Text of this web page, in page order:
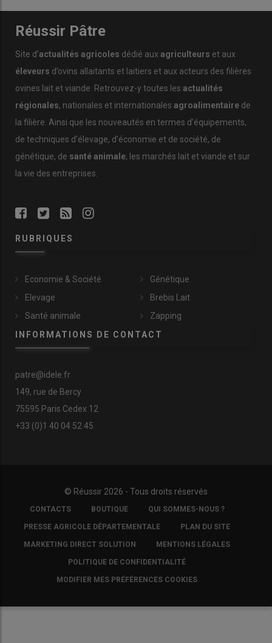
Réussir Pâtre
Site d’actualités agricoles dédié aux agriculteurs et aux
éleveurs d’ovins allaitants et laitiers et aux acteurs des filières
ovines lait et viande. Retrouvez-y toutes les actualités
régionales, nationales et internationales agroalimentaire de
la filière. Ainsi que les nouveautés en termes d’équipements,
de techniques d’élevage, d’économie et de société, de
génétique, de santé animale, les marchés lait et viande et sur
la vie des entreprises.
RUBRIQUES
Economie & Société
Elevage
Santé animale
Génétique
Brebis Lait
Zapping
INFORMATIONS DE CONTACT
patre@idele.fr
149, rue de Bercy
75595 Paris Cedex 12
+33 (0)1 40 04 52 45
© Réussir 2026 - Tous droits réservés
FOOTER
COPYRIGHT
CONTACTS BOUTIQUE QUI SOMMES-NOUS ?
PRESSE AGRICOLE DÉPARTEMENTALE PLAN DU SITE
MARKETING DIRECT SOLUTION MENTIONS LÉGALES
POLITIQUE DE CONFIDENTIALITÉ
MODIFIER MES PRÉFÉRENCES COOKIES